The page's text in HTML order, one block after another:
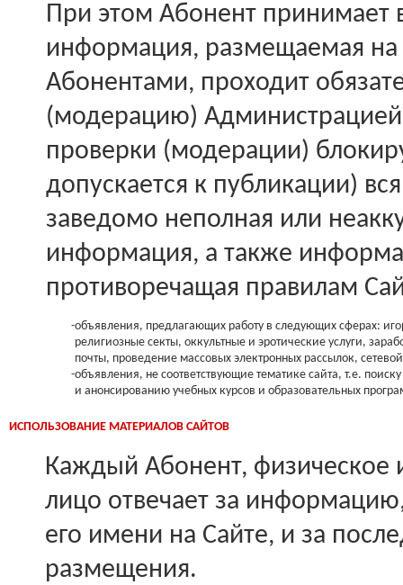
При этом Абонент принимает
информация, размещаемая
Абонентами, проходит
(модерацию) Администрацией
проверки (модерации)
допускается к публикации)
заведомо неполная или
информация, а также
противоречащая правилам
-объявления, предлагающих работу в следующих сферах:
религиозные секты, оккультные и эротические услуги,
почты, проведение массовых электронных рассылок,
-объявления, не соответствующие тематике сайта, т.е.
и анонсированию учебных курсов и образовательных
ИСПОЛЬЗОВАНИЕ МАТЕРИАЛОВ САЙТОВ
Каждый Абонент, физическое
лицо отвечает за
его имени на Сайте, и за
размещения.